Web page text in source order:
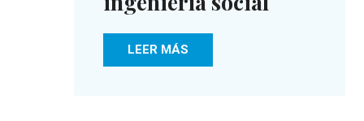
LEER MÁS